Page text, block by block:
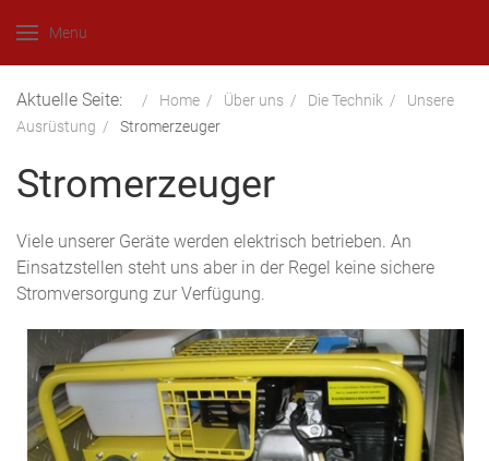
Menu
Aktuelle Seite: Home Über uns Die Technik
Unsere
Ausrüstung
Stromerzeuger
Stromerzeuger
Viele unserer Geräte werden elektrisch betrieben. An
Einsatzstellen steht uns aber in der Regel keine sichere
Stromversorgung zur Verfügung.